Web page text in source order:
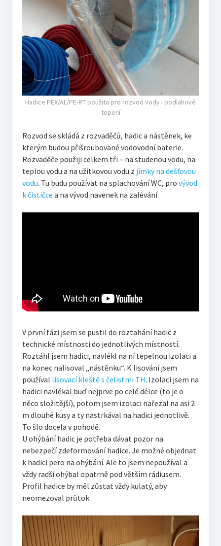
Hadice PEX/AL/PE-RT použita pro rozvod vody i podlahové
topení
Rozvod se skládá z rozvaděčů, hadic a nástěnek, ke
kterým budou přišroubované vodovodní baterie.
Rozvaděče použiji celkem tři – na studenou vodu, na
teplou vodu a na užitkovou vodu z jímky na dešťovou
vodu. Tu budu používat na splachování WC, pro vývod
k čističce a na vývod navenek na zalévání.
V první fázi jsem se pustil do roztahání hadic z
technické místnosti do jednotlivých místností.
Roztáhl jsem hadici, navlékl na ní tepelnou izolaci a
na konec nalisoval „nástěnku“. K lisování jsem
používal lisovací kleště s čelistmi TH. Izolaci jsem na
hadici navlékal buď nejprve po celé délce (to je o
něco složitější), potom jsem izolaci nařezal na asi 2
m dlouhé kusy a ty nastrkával na hadici jednotlivě.
To šlo docela v pohodě.
U ohýbání hadic je potřeba dávat pozor na
nebezpečí zdeformování hadice. Je možné objednat
k hadici pero na ohýbání. Ale to jsem nepoužíval a
vždy radši ohýbal opatrně pod větším rádiusem.
Profil hadice by měl zůstat vždy kulatý, aby
neomezoval průtok.